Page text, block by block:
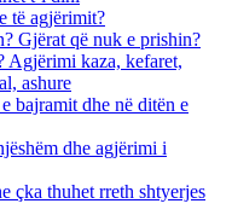
të agjërimit?
Gjërat që nuk e prishin?
Agjërimi kaza, kefaret,
ashure
bajramit dhe në ditën e
dhe agjërimi i
çka thuhet rreth shtyerjes